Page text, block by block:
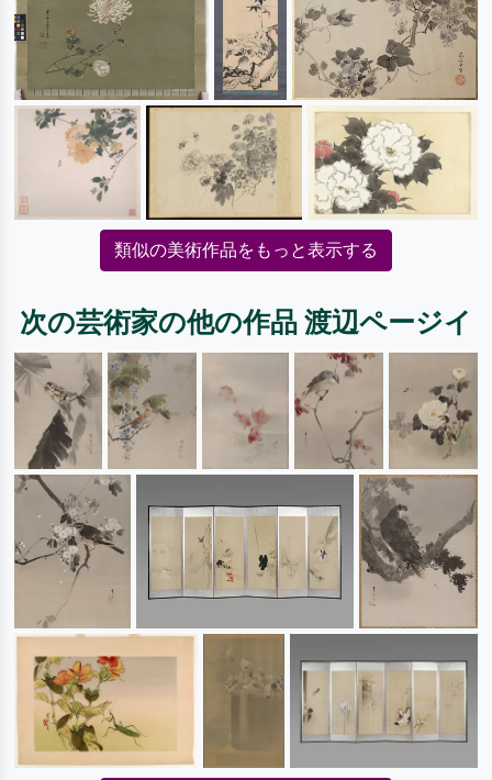
類似の美術作品をもっと表示する
次の芸術家の他の作品 渡辺ページイ